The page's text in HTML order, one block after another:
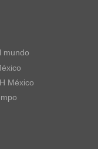
mundo
México